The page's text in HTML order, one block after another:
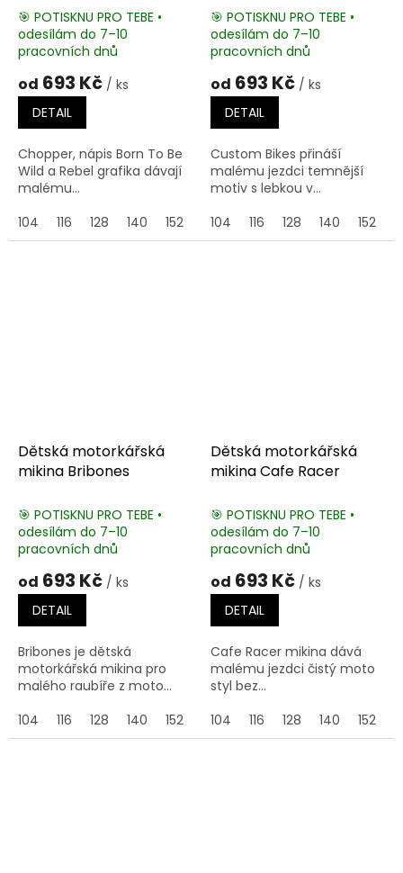
🎯 POTISKNU PRO TEBE •
odesílám do 7–10
pracovních dnů
od 693 Kč / ks
DETAIL
Chopper, nápis Born To Be
Wild a Rebel grafika dávají
malému...
104
116 128 140 152 164
🎯 POTISKNU PRO TEBE •
odesílám do 7–10
pracovních dnů
od 693 Kč / ks
DETAIL
Custom Bikes přináší
malému jezdci temnější
motiv s lebkou v...
104
116 128 140 152
Dětská motorkářská
mikina Bribones
🎯 POTISKNU PRO TEBE •
odesílám do 7–10
pracovních dnů
od 693 Kč / ks
DETAIL
Bribones je dětská
motorkářská mikina pro
malého raubíře z moto...
104
116 128 140 152 164
Dětská motorkářská
mikina Cafe Racer
🎯 POTISKNU PRO TEBE •
odesílám do 7–10
pracovních dnů
od 693 Kč / ks
DETAIL
Cafe Racer mikina dává
malému jezdci čistý moto
styl bez...
104
116 128 140 152